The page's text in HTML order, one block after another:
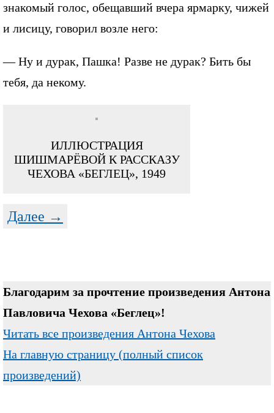
знакомый голос, обещавший вчера ярмарку, чижей
и лисицу, говорил возле него:
— Ну и дурак, Пашка! Разве не дурак? Бить бы
тебя, да некому.
ИЛЛЮСТРАЦИЯ
ШИШМАРЁВОЙ К РАССКАЗУ
ЧЕХОВА «БЕГЛЕЦ», 1949
Далее →
Благодарим за прочтение произведения Антона
Павловича Чехова «Беглец»!
Читать все произведения Антона Чехова
На главную страницу (полный список
произведений)